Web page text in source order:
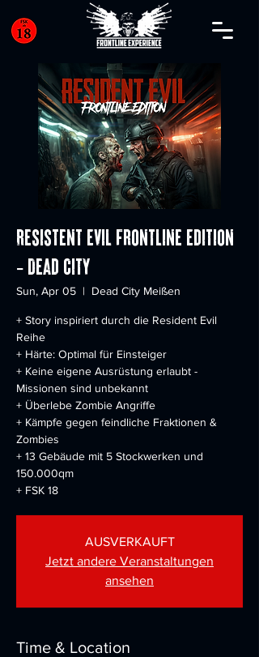
Resistent Evil Frontline Edition
- Dead City
Sun, Apr 05
  |
Dead City Meißen
+ Story inspiriert durch die Resident Evil
Reihe
+ Härte: Optimal für Einsteiger
+ Keine eigene Ausrüstung erlaubt -
Missionen sind unbekannt
+ Überlebe Zombie Angriffe
+ Kämpfe gegen feindliche Fraktionen &
Zombies
+ 13 Gebäude mit 5 Stockwerken und
150.000qm
+ FSK 18
AUSVERKAUFT
Jetzt andere Veranstaltungen
ansehen
Time & Location